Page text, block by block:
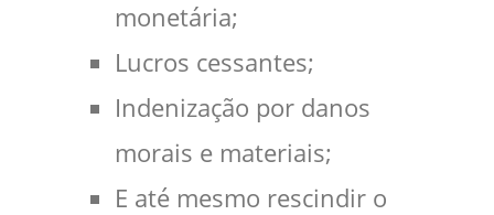
monetária;
Lucros cessantes;
Indenização por danos
morais e materiais;
E até mesmo rescindir o